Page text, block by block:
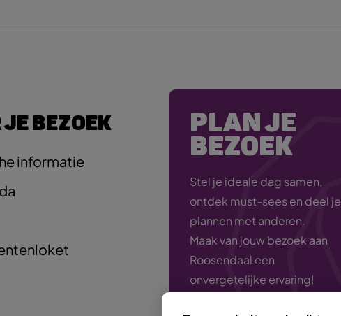
JE BEZOEK
informatie
PLAN JE
BEZOEK
Stel je ideale dag samen,
ontdek must-sees en deel je
plannen met anderen.
Maak van jouw bezoek aan
Roosendaal een
onvergetelijke ervaring!